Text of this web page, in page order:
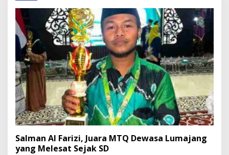
Salman Al Farizi, Juara MTQ Dewasa Lumajang
yang Melesat Sejak SD